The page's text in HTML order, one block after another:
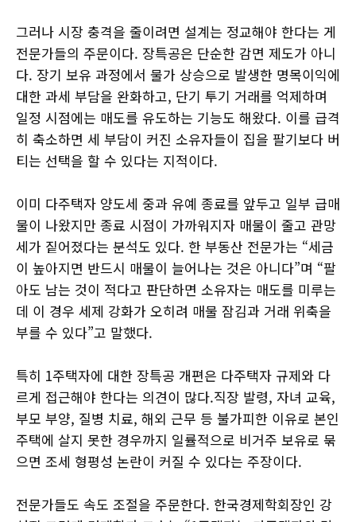
그러나 시장 충격을 줄이려면 설계는 정교해야 한다는 게
전문가들의 주문이다. 장특공은 단순한 감면 제도가 아니
다. 장기 보유 과정에서 물가 상승으로 발생한 명목이익에
대한 과세 부담을 완화하고, 단기 투기 거래를 억제하며
일정 시점에는 매도를 유도하는 기능도 해왔다. 이를 급격
히 축소하면 세 부담이 커진 소유자들이 집을 팔기보다 버
티는 선택을 할 수 있다는 지적이다.
이미 다주택자 양도세 중과 유예 종료를 앞두고 일부 급매
물이 나왔지만 종료 시점이 가까워지자 매물이 줄고 관망
세가 짙어졌다는 분석도 있다. 한 부동산 전문가는 “세금
이 높아지면 반드시 매물이 늘어나는 것은 아니다”며 “팔
아도 남는 것이 적다고 판단하면 소유자는 매도를 미루는
데 이 경우 세제 강화가 오히려 매물 잠김과 거래 위축을
부를 수 있다”고 말했다.
특히 1주택자에 대한 장특공 개편은 다주택자 규제와 다
르게 접근해야 한다는 의견이 많다.직장 발령, 자녀 교육,
부모 부양, 질병 치료, 해외 근무 등 불가피한 이유로 본인
주택에 살지 못한 경우까지 일률적으로 비거주 보유로 묶
으면 조세 형평성 논란이 커질 수 있다는 주장이다.
전문가들도 속도 조절을 주문한다. 한국경제학회장인 강